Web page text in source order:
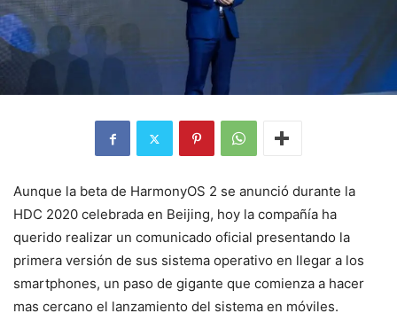
Aunque la beta de HarmonyOS 2 se anunció durante la
HDC 2020 celebrada en Beijing, hoy la compañía ha
querido realizar un comunicado oficial presentando la
primera versión de sus sistema operativo en llegar a los
smartphones, un paso de gigante que comienza a hacer
mas cercano el lanzamiento del sistema en móviles.